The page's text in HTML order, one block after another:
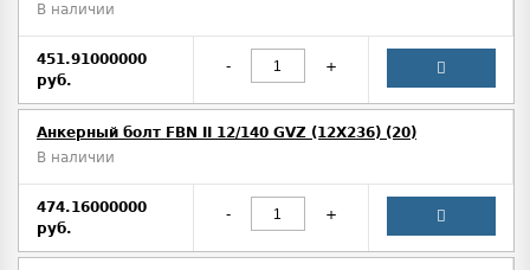
В наличии
451.91000000
руб.
- +
Анкерный болт FBN II 12/140 GVZ (12X236) (20)
В наличии
474.16000000
руб.
- +